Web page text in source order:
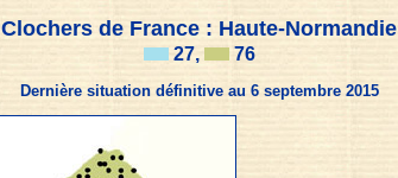
Clochers de France : Haute-Normandie
27, 76
Dernière situation définitive au 6 septembre 2015